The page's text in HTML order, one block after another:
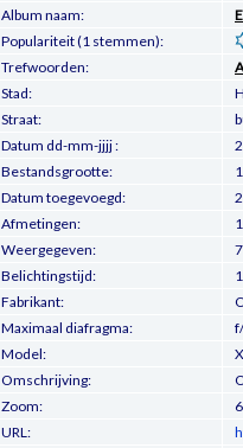
Album naam:
Populariteit (1 stemmen):
Trefwoorden:
Stad:
Straat:
Datum dd-mm-jjjj :
Bestandsgrootte:
Datum toegevoegd:
Afmetingen:
Weergegeven:
Belichtingstijd:
Fabrikant:
Maximaal diafragma:
Model:
Omschrijving:
Zoom:
URL: